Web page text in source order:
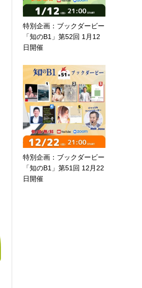
特別企画：ブックダービー
「知のB1」第52回 1月12
日開催
特別企画：ブックダービー
「知のB1」第51回 12月22
日開催